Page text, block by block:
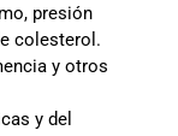
presión
colesterol.
y otros
y del